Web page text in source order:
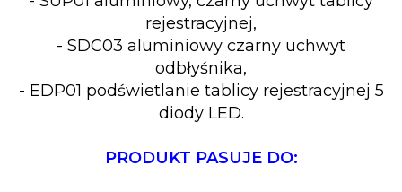
rejestracyjnej,
- SDC03 aluminiowy czarny uchwyt
odbłyśnika,
- EDP01 podświetlanie tablicy rejestracyjnej 5
diody LED.
PRODUKT PASUJE DO: